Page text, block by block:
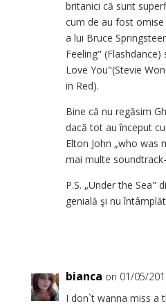
britanici că sunt
cum de au fost omise
a lui Bruce
Feeling" (Flashdance)
Love You"(Stevie
in Red).
Bine că nu regăsim
dacă tot au început
Elton John „who was
mai multe
P.S. „Under the Sea"
genială şi nu
bianca on 01/05/
I don`t wanna miss a